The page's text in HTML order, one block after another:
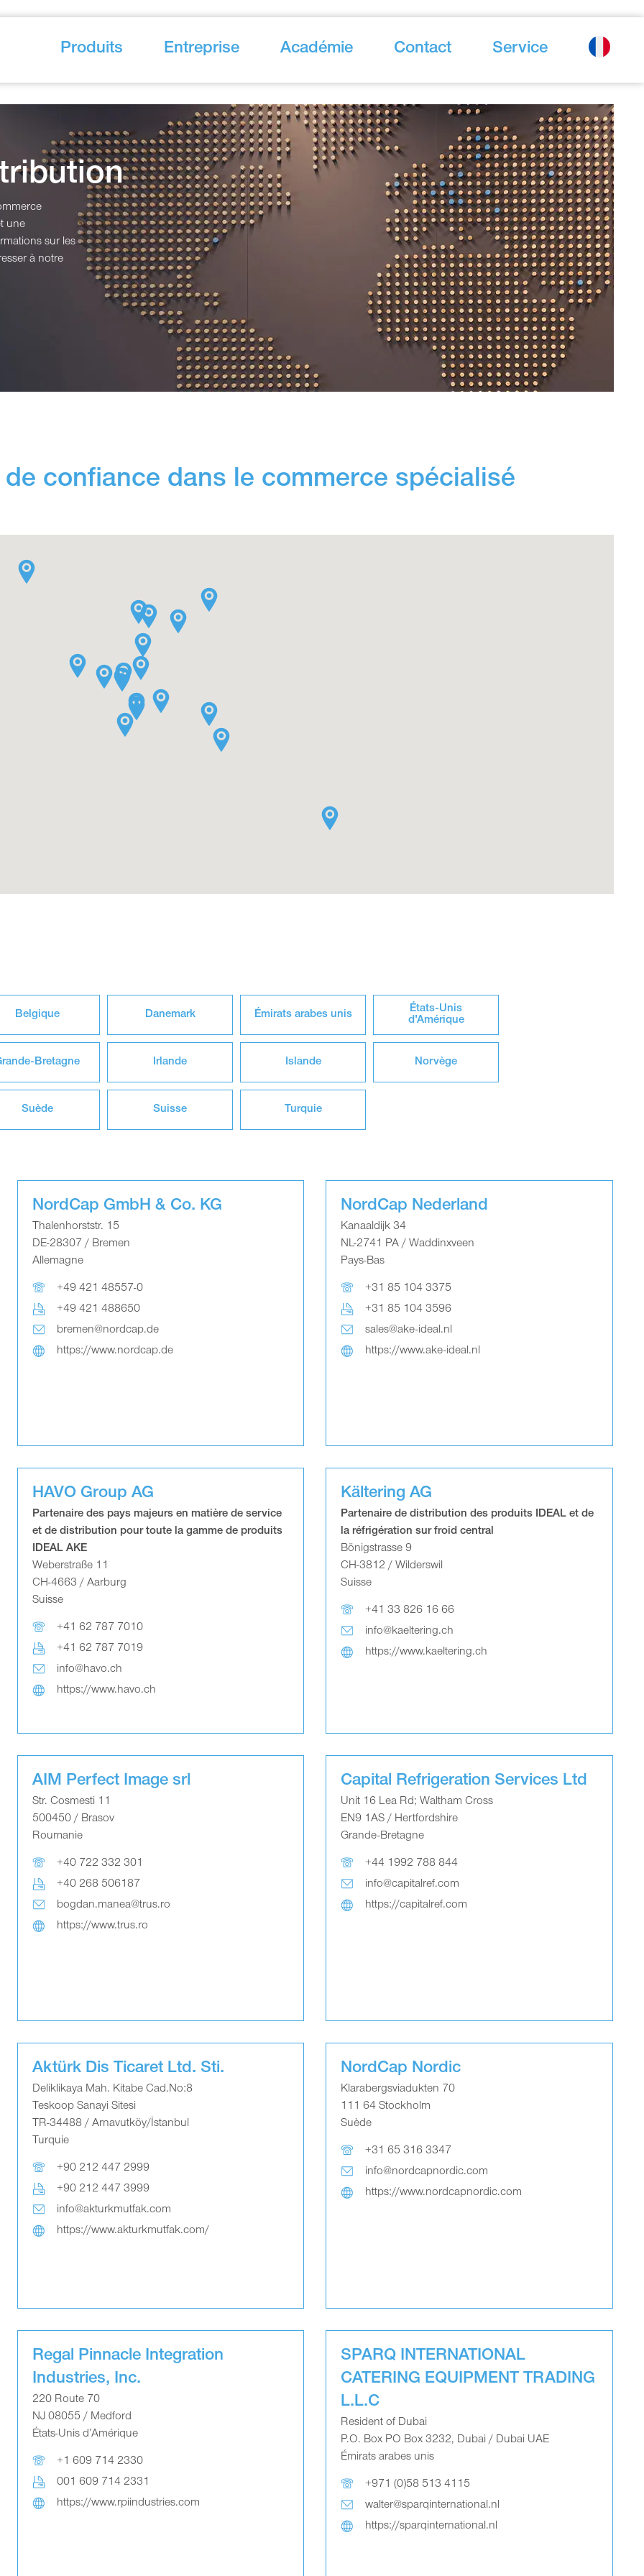
Produits Entreprise Académie Contact Service
une
sur les
à notre
confiance dans le commerce spécialisé
Belgique Danemark Émirats arabes unis
États-Unis
d'Amérique
Bretagne Irlande Islande Norvège
Suède Suisse Turquie
NordCap GmbH & Co. KG
Thalenhorststr. 15
DE-28307 / Bremen
Allemagne
+49 421 48557-0
+49 421 488650
bremen@nordcap.de
https://www.nordcap.de
NordCap Nederland
Kanaaldijk 34
NL-2741 PA / Waddinxveen
Pays-Bas
+31 85 104 3375
+31 85 104 3596
sales@ake-ideal.nl
https://www.ake-ideal.nl
HAVO Group AG
Partenaire des pays majeurs en matière de service
et de distribution pour toute la gamme de produits
IDEAL AKE
Weberstraße 11
CH-4663 / Aarburg
Suisse
+41 62 787 7010
+41 62 787 7019
info@havo.ch
https://www.havo.ch
Kältering AG
Partenaire de distribution des produits IDEAL et de
la réfrigération sur froid central
Bönigstrasse 9
CH-3812 / Wilderswil
Suisse
+41 33 826 16 66
info@kaeltering.ch
https://www.kaeltering.ch
AIM Perfect Image srl
Str. Cosmesti 11
500450 / Brasov
Roumanie
+40 722 332 301
+40 268 506187
bogdan.manea@trus.ro
https://www.trus.ro
Capital Refrigeration Services Ltd
Unit 16 Lea Rd; Waltham Cross
EN9 1AS / Hertfordshire
Grande-Bretagne
+44 1992 788 844
info@capitalref.com
https://capitalref.com
Aktürk Dis Ticaret Ltd. Sti.
Deliklikaya Mah. Kitabe Cad.No:8
Teskoop Sanayi Sitesi
TR-34488 / Arnavutköy/İstanbul
Turquie
+90 212 447 2999
+90 212 447 3999
info@akturkmutfak.com
https://www.akturkmutfak.com/
NordCap Nordic
Klarabergsviadukten 70
111 64 Stockholm
Suède
+31 65 316 3347
info@nordcapnordic.com
https://www.nordcapnordic.com
Regal Pinnacle Integration
Industries, Inc.
220 Route 70
NJ 08055 / Medford
États-Unis d’Amérique
+1 609 714 2330
001 609 714 2331
https://www.rpiindustries.com
SPARQ INTERNATIONAL
CATERING EQUIPMENT TRADING
L.L.C
Resident of Dubai
P.O. Box PO Box 3232, Dubai / Dubai UAE
Émirats arabes unis
+971 (0)58 513 4115
walter@sparqinternational.nl
https://sparqinternational.nl